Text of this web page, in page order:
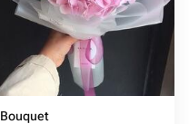
Bouquet